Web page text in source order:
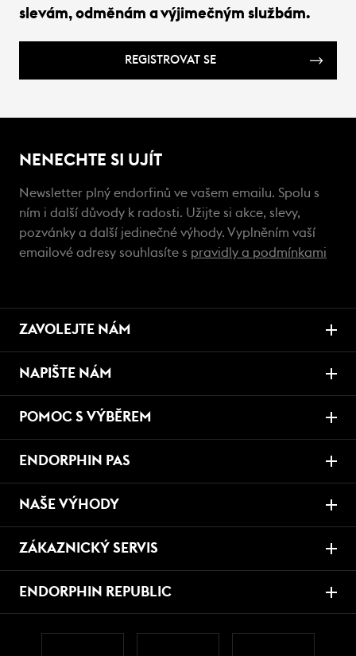
slevám, odměnám a výjimečným službám.
REGISTROVAT SE
NENECHTE SI UJÍT
Newsletter plný endorfinů ve vašem emailu. Spolu s
ním i další důvody k radosti. Užijte si akce, slevy,
pozvánky a další jedinečné výhody. Vyplněním vaší
emailové adresy souhlasíte s pravidly a podmínkami
ZAVOLEJTE NÁM
NAPIŠTE NÁM
POMOC S VÝBĚREM
ENDORPHIN PAS
NAŠE VÝHODY
ZÁKAZNICKÝ SERVIS
ENDORPHIN REPUBLIC